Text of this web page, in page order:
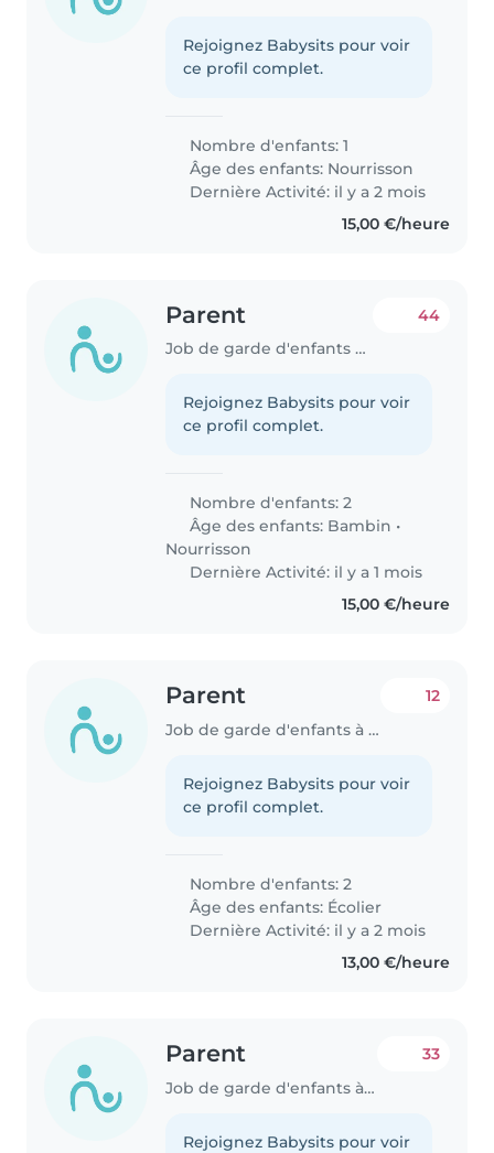
Rejoignez Babysits pour voir
ce profil complet.
Nombre d'enfants: 1
Âge des enfants: Nourrisson
Dernière Activité: il y a 2 mois
15,00 €/heure
Parent
Job de garde d'enfants à Differdange
44
Rejoignez Babysits pour voir
ce profil complet.
Nombre d'enfants: 2
Âge des enfants: Bambin •
Nourrisson
Dernière Activité: il y a 1 mois
15,00 €/heure
Parent
Job de garde d'enfants à Differdange
12
Rejoignez Babysits pour voir
ce profil complet.
Nombre d'enfants: 2
Âge des enfants: Écolier
Dernière Activité: il y a 2 mois
13,00 €/heure
Parent
Job de garde d'enfants à Differdange
33
Rejoignez Babysits pour voir